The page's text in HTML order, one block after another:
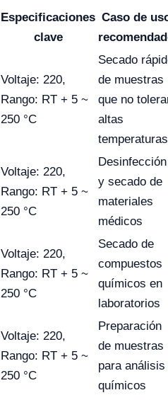
Especificaciones
clave
Caso de
Voltaje: 220,
Rango: RT + 5 ~
250 °C
Secado
de muestras
que no
altas
temperaturas
Voltaje: 220,
Rango: RT + 5 ~
250 °C
Desinfección
y secado de
materiales
médicos
Voltaje: 220,
Rango: RT + 5 ~
250 °C
Secado de
compuestos
químicos en
laboratorios
Voltaje: 220,
Rango: RT + 5 ~
250 °C
Preparación
de muestras
para análisis
químicos